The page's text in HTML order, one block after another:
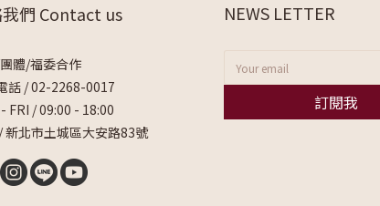
們 Contact us
體/福委合作
話 /02-2268-0017
FRI / 09:00 - 18:00
新北市土城區大安路83號
NEWS LETTER
訂閱我